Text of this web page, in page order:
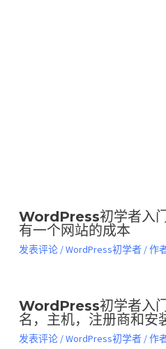
WordPress初学者入
有一个网站的成本
发表评论 /WordPress初学者/ 作者
WordPress初学者入
名，主机，注册商和
发表评论 /WordPress初学者/ 作者